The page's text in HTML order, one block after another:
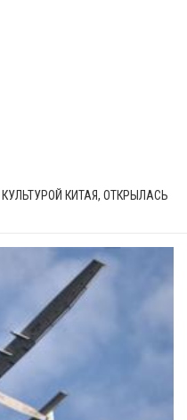
КИТАЯ, ОТКРЫЛАСЬ